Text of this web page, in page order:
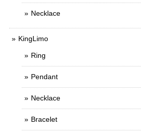
Necklace
KingLimo
Ring
Pendant
Necklace
Bracelet